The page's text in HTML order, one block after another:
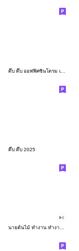
ดึ๊บ ดึ๊บ ออฟฟิศซินโดรม เก้า
ดึ๊บ ดึ๊บ 2025